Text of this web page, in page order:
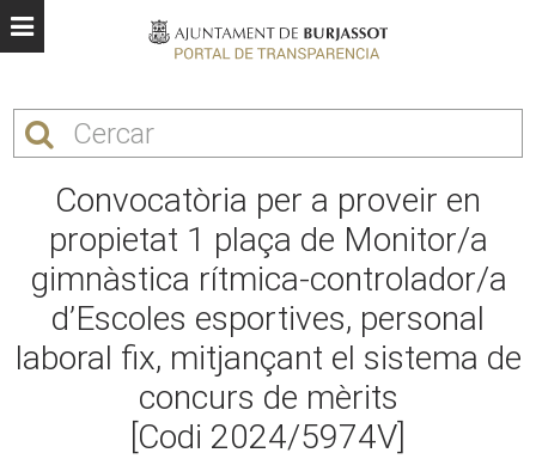
Convocatòria per a proveir en
propietat 1 plaça de Monitor/a
gimnàstica rítmica-controlador/a
d’Escoles esportives, personal
laboral fix, mitjançant el sistema de
concurs de mèrits
[Codi 2024/5974V]